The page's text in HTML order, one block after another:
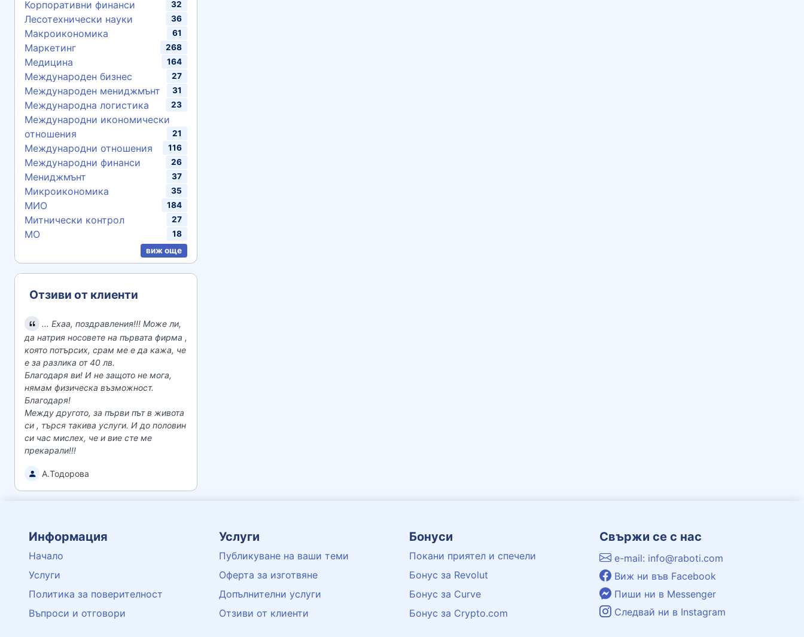
Корпоративни финанси 32
Лесотехнически науки 36
Макроикономика 61
Маркетинг 268
Медицина 164
Международен бизнес 27
Международен мениджмънт 31
Международна логистика 23
Международни икономически
отношения
21
Международни отношения 116
Международни финанси 26
Мениджмънт 37
Микроикономика 35
МИО 184
Митнически контрол 27
МО
18
виж още
Отзиви от клиенти
... Ехаа, поздравления!!! Може ли,
да натрия носовете на първата фирма ,
която потърсих, срам ме е да кажа, че
е за разлика от 40 лв.
Благодаря ви! И не защото не мога,
нямам физическа възможност.
Благодаря!
Между другото, за първи път в живота
си , търся такива услуги. И до половин
си час мислех, че и вие сте ме
прекарали!!!
А.Тодорова
Информация
Начало
Услуги
Политика за поверителност
Въпроси и отговори
Услуги
Публикуване на ваши теми
Оферта за изготвяне
Допълнителни услуги
Отзиви от клиенти
Бонуси
Покани приятел и спечели
Бонус за Revolut
Бонус за Curve
Бонус за Crypto.com
Свържи се с нас
e-mail: info@raboti.com
Виж ни във Facebook
Пиши ни в Messenger
Следвай ни в Instagram